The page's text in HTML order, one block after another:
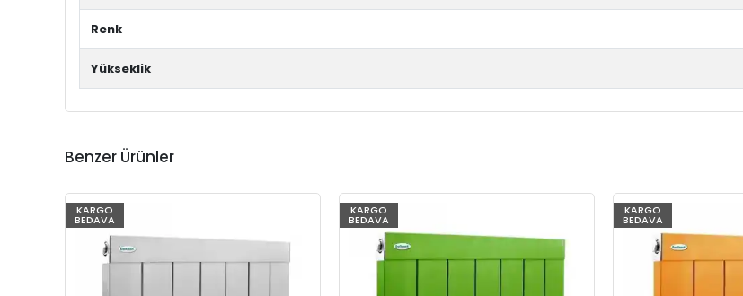
Renk
Yükseklik
Benzer Ürünler
KARGO
BEDAVA
KARGO
BEDAVA
KARGO
BEDAVA